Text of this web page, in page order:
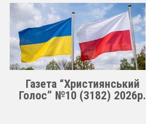
Газета “Християнський
Голос” №10 (3182) 2026р.